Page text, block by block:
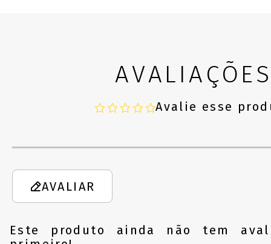
Avalie esse
AVALIAR
Este produto ainda não tem